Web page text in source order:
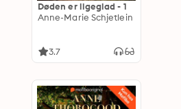
Døden er ligeglad - 1
Anne-Marie Schjetlein
3.7